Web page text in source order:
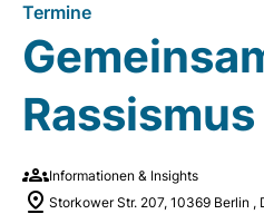
Termine
Rassismus
Informationen & Insights
Storkower Str. 207, 10369 Berlin ,